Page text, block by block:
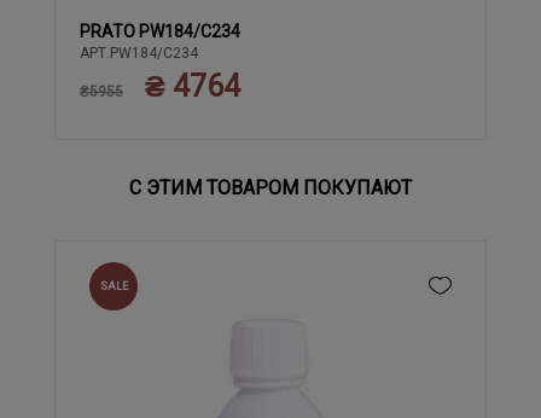
40 41 42 43
PRATO PW184/C234
АРТ.PW184/C234
₴5955 ₴ 4764
С ЭТИМ ТОВАРОМ ПОКУПАЮТ
SALE